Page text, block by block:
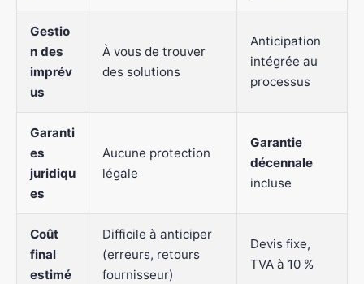
Gestio
n des
imprév
us
À vous de trouver
des solutions
Anticipation
intégrée au
processus
Garanti
es
juridiqu
es
Aucune protection
légale
Garantie
décennale
incluse
Coût
final
estimé
Difficile à anticiper
(erreurs, retours
fournisseur)
Devis fixe,
TVA à 10 %